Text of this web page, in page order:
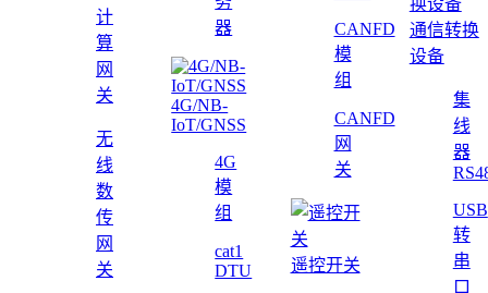
计
算
网
关
无
线
数
传
网
关
器
4G/NB-
IoT/GNSS
4G
模
组
cat1
DTU
CANFD
模
组
CANFD
网
关
遥控开关
通信转换
设备
集
线
器
USB
转
串
口